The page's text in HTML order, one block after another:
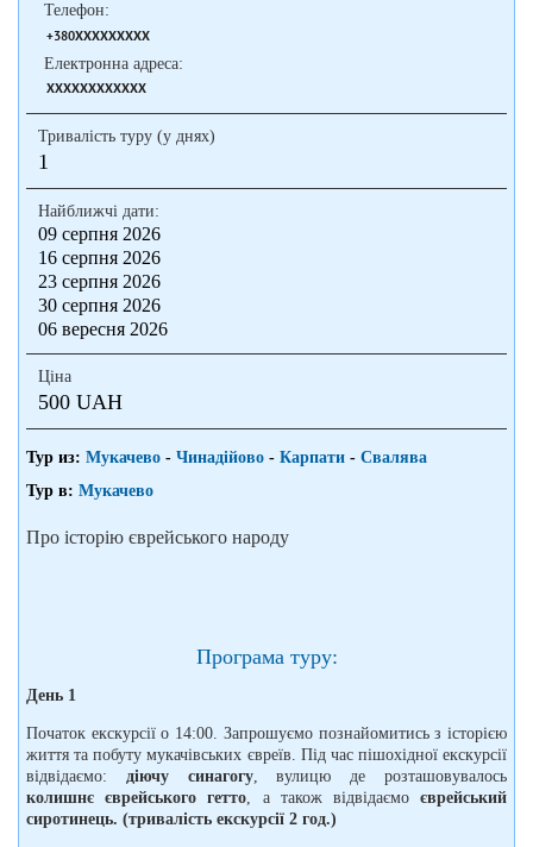
Телефон:
+380XXXXXXXXX
Електронна адреса:
XXXXXXXXXXXX
Тривалість туру (у днях)
1
Найближчі дати:
09 серпня 2026
16 серпня 2026
23 серпня 2026
30 серпня 2026
06 вересня 2026
Ціна
500 UAH
Тур из: Мукачево - Чинадійово - Карпати - Свалява
Тур в: Мукачево
Про історію єврейського народу
Програма туру:
День 1
Початок екскурсії о 14:00. Запрошуємо познайомитись з історією
життя та побуту мукачівських євреїв. Під час пішохідної екскурсії
відвідаємо: діючу синагогу, вулицю де розташовувалось
колишнє єврейського гетто, а також відвідаємоєврейський
сиротинець. (тривалість екскурсії 2 год.)